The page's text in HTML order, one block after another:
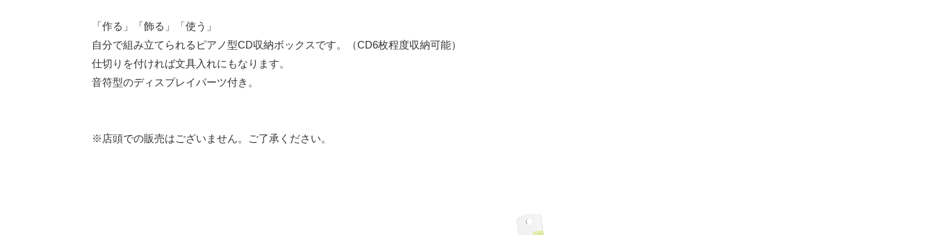
「作る」「飾る」「使う」
自分で組み立てられるピアノ型CD収納ボックスです。（CD6枚程度収納可能）
仕切りを付ければ文具入れにもなります。
音符型のディスプレイパーツ付き。
※店頭での販売はございません。ご了承ください。